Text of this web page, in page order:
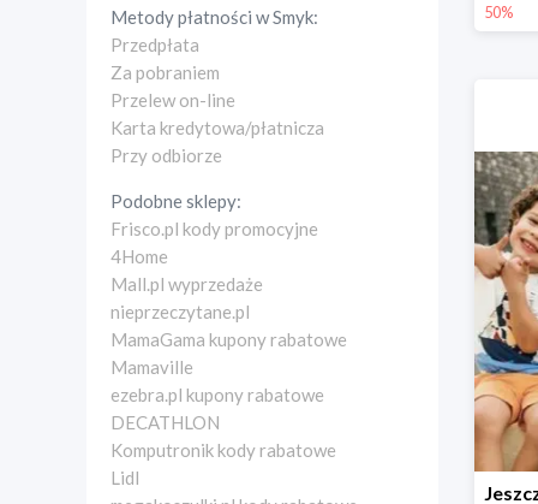
Metody płatności wSmyk:
Przedpłata
Za pobraniem
Przelew on-line
Karta kredytowa/płatnicza
Przy odbiorze
Podobne sklepy:
Frisco.pl kody promocyjne
4Home
Mall.pl wyprzedaże
nieprzeczytane.pl
MamaGama kupony rabatowe
Mamaville
ezebra.pl kupony rabatowe
DECATHLON
Komputronik kody rabatowe
Lidl
50%